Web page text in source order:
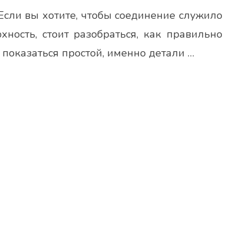
вы хотите, чтобы соединение служило
стоит разобраться, как правильно
простой, именно детали …